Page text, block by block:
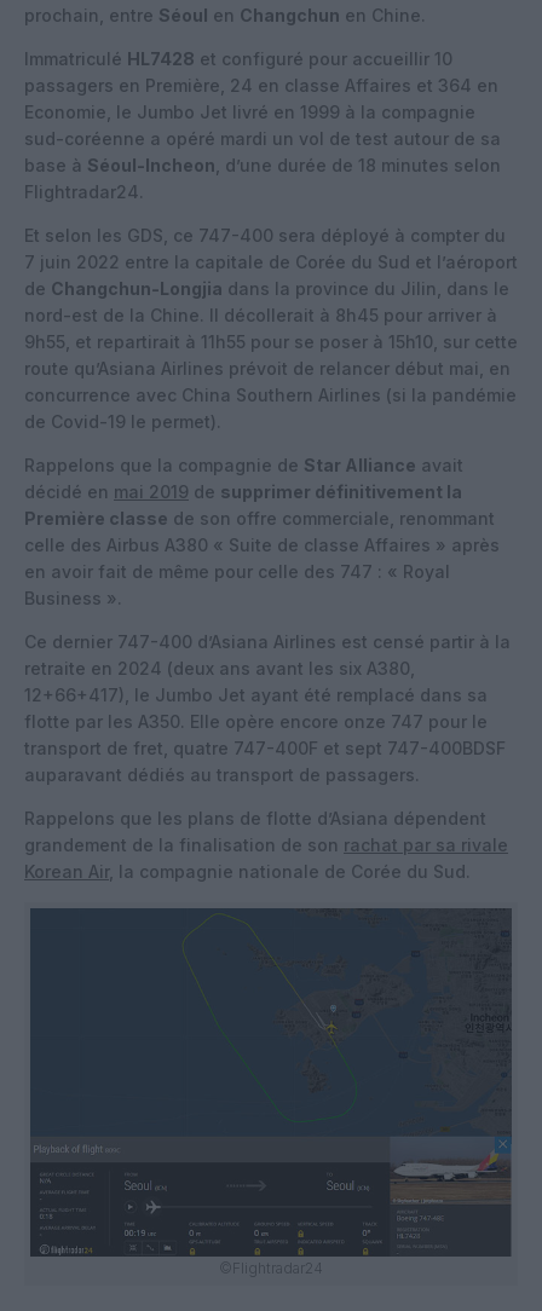
prochain, entre Séoul en Changchun en Chine.
Immatriculé HL7428 et configuré pour accueillir 10
passagers en Première, 24 en classe Affaires et 364 en
Economie, le Jumbo Jet livré en 1999 à la compagnie
sud-coréenne a opéré mardi un vol de test autour de sa
base à Séoul-Incheon , d’une durée de 18 minutes selon
Flightradar24.
Et selon les GDS, ce 747-400 sera déployé à compter du
7 juin 2022 entre la capitale de Corée du Sud et l’aéroport
de Changchun-Longjia dans la province du Jilin, dans le
nord-est de la Chine. Il décollerait à 8h45 pour arriver à
9h55, et repartirait à 11h55 pour se poser à 15h10, sur cette
route qu’Asiana Airlines prévoit de relancer début mai, en
concurrence avec China Southern Airlines (si la pandémie
de Covid-19 le permet).
Rappelons que la compagnie de Star Alliance avait
décidé en mai 2019 de supprimer définitivement la
Première classe de son offre commerciale, renommant
celle des Airbus A380 « Suite de classe Affaires » après
en avoir fait de même pour celle des 747 : « Royal
Business ».
Ce dernier 747-400 d’Asiana Airlines est censé partir à la
retraite en 2024 (deux ans avant les six A380,
12+66+417), le Jumbo Jet ayant été remplacé dans sa
flotte par les A350. Elle opère encore onze 747 pour le
transport de fret, quatre 747-400F et sept 747-400BDSF
auparavant dédiés au transport de passagers.
Rappelons que les plans de flotte d’Asiana dépendent
grandement de la finalisation de son rachat par sa rivale
Korean Air, la compagnie nationale de Corée du Sud.
©Flightradar24